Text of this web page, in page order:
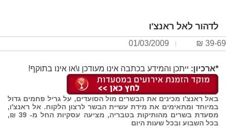
לדהור לאל ראנצ'ו
39-69 ₪
01/03/2009
*ארכיון: ייתכן והמידע בכתבה אינו מעודכן ו\או אינו בתוקף!
באל ראנצ'ו מכינים את הבשרים מול הסועדים, על גריל פחמים גדול
במיוחד ומתאימים את מידת עשיית הבשר לרצון הלקוח. אל ראנצ'ו,
מסעדת בשרים מהותיקות בטבריה, מציעה עסקיות החל מ- 39 ₪,
בכל השבוע ובכל שעות היום